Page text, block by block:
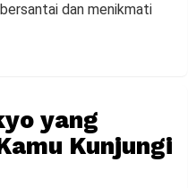
dan menikmati
yang
Kunjungi